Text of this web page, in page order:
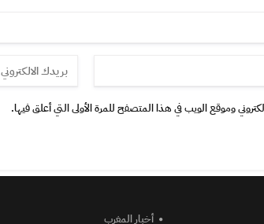
وموقع الويب في هذا المتصفح للمرة الأولى التي أعلق فيها.
أخبار المغرب